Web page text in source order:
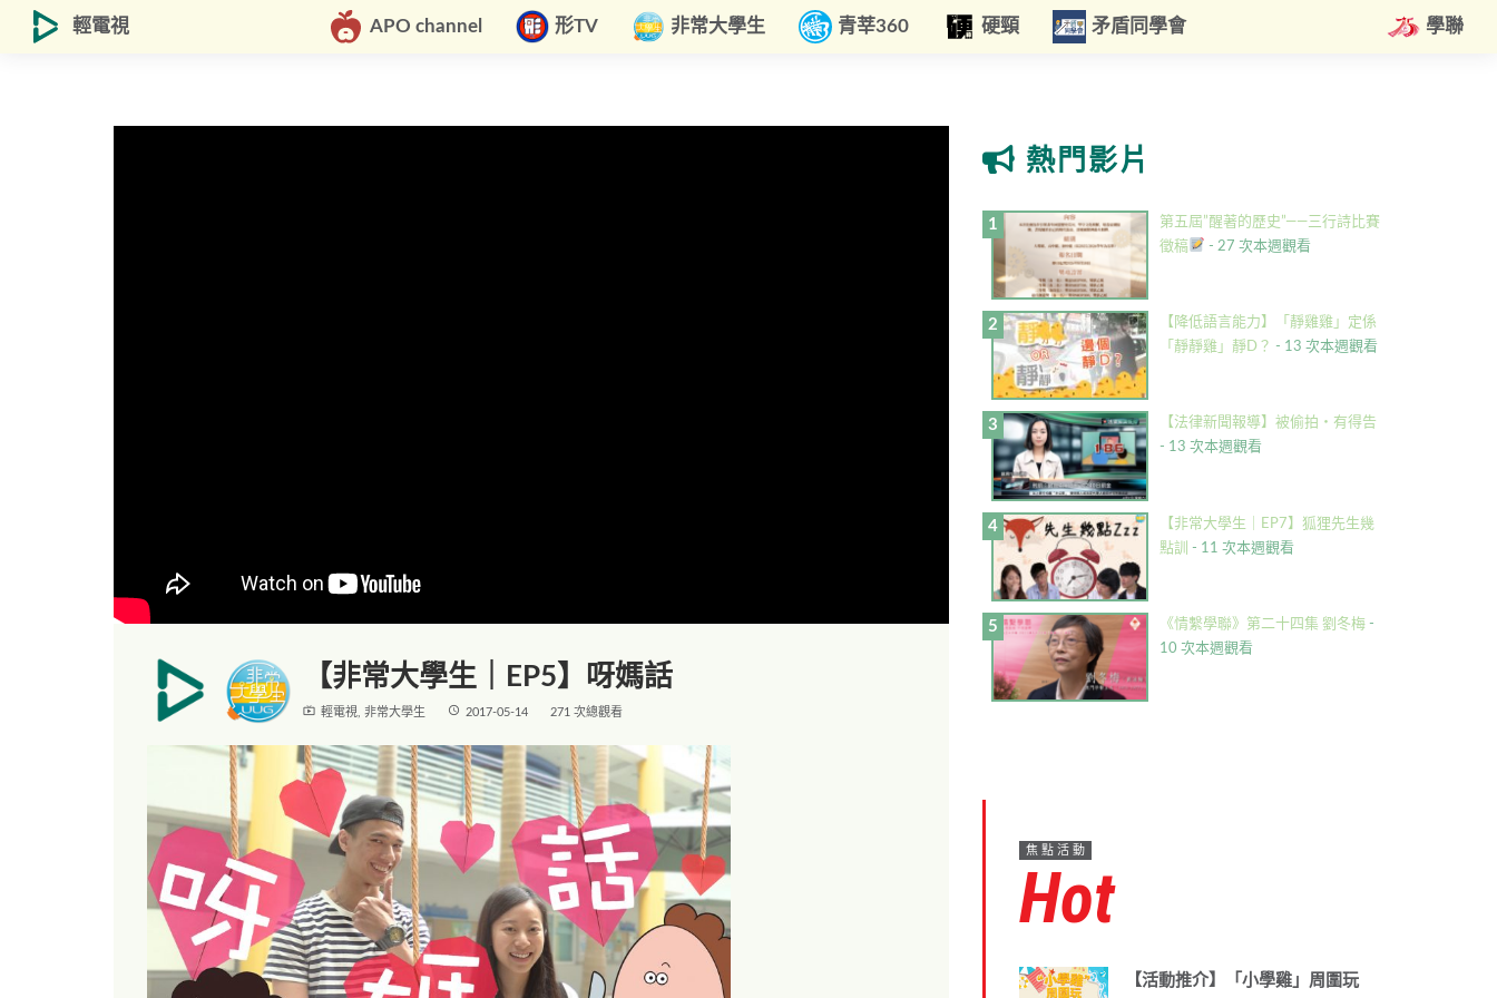
輕電視 APO channel 形TV 非常大學生 青莘360 硬頸 矛盾同學會 學聯
【非常大學生｜EP5】呀媽話
live_tv 輕電視 非常大學生 access_time 2017-05-14 271 次總觀看
熱門影片
第五屆”醒著的歷史”——三行詩比賽
徵稿
- 27 次本週觀看
【降低語言能力】「靜雞雞」定係
「靜靜雞」靜D？ - 13 次本週觀看
【法律新聞報導】被偷拍・有得告
- 13 次本週觀看
【非常大學生｜EP7】狐狸先生幾
點訓 - 11 次本週觀看
《情繫學聯》第二十四集 劉冬梅 -
10 次本週觀看
焦點活動
Hot
【活動推介】「小學雞」周圍玩